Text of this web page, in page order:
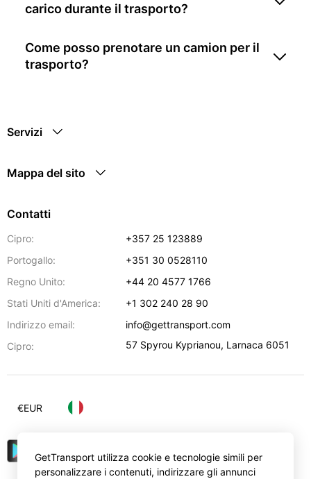
carico durante il trasporto?
Come posso prenotare un camion per il
trasporto?
Servizi
Mappa del sito
Contatti
Cipro:
+357 25 123889
Portogallo:
+351 30 0528110
Regno Unito:
+44 20 4577 1766
Stati Uniti d'America:
+1 302 240 28 90
Indirizzo email:
info@gettransport.com
Cipro:
57 Spyrou Kyprianou, Larnaca 6051
€EUR
GetTransport utilizza cookie e tecnologie simili per
personalizzare i contenuti, indirizzare gli annunci